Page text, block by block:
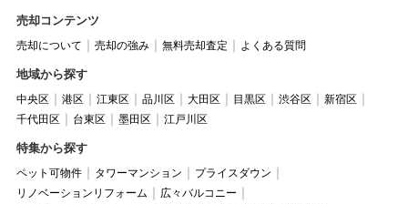
売却コンテンツ
売却について 売却の強み 無料売却査定 よくある質問
地域から探す
中央区 港区 江東区 品川区 大田区 目黒区 渋谷区
新宿区
千代田区
台東区 墨田区 江戸川区
特集から探す
ペット可物件 タワーマンション
プライスダウン
リノベーションリフォーム
広々バルコニー